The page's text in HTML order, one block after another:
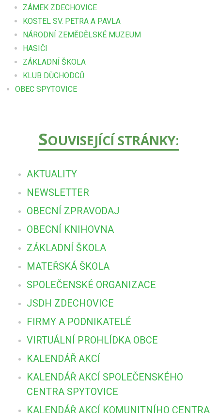
ZÁMEK ZDECHOVICE
KOSTEL SV. PETRA A PAVLA
NÁRODNÍ ZEMĚDĚLSKÉ MUZEUM
HASIČI
ZÁKLADNÍ ŠKOLA
KLUB DŮCHODCŮ
OBEC SPYTOVICE
SOUVISEJÍCÍ STRÁNKY:
AKTUALITY
NEWSLETTER
OBECNÍ ZPRAVODAJ
OBECNÍ KNIHOVNA
ZÁKLADNÍ ŠKOLA
MATEŘSKÁ ŠKOLA
SPOLEČENSKÉ ORGANIZACE
JSDH ZDECHOVICE
FIRMY A PODNIKATELÉ
VIRTUÁLNÍ PROHLÍDKA OBCE
KALENDÁŘ AKCÍ
KALENDÁŘ AKCÍ SPOLEČENSKÉHO
CENTRA SPYTOVICE
KALENDÁŘ AKCÍ KOMUNITNÍHO CENTRA